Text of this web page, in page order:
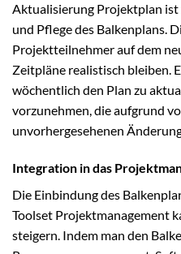
Aktualisierung Projektplan
und Pflege des Balkenplans.
Projektteilnehmer auf dem
Zeitpläne realistisch bleiben.
wöchentlich den Plan zu
vorzunehmen, die aufgrund
unvorhergesehenen
Integration in das
Die Einbindung des
Toolset Projektmanagement
steigern. Indem man den